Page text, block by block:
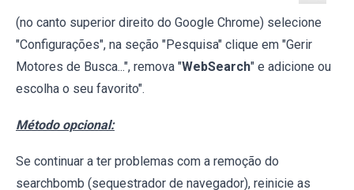
(no canto superior direito do Google Chrome) selecione
"Configurações", na seção "Pesquisa" clique em "Gerir
Motores de Busca...", remova "WebSearch" e adicione ou
escolha o seu favorito".
Método opcional:
Se continuar a ter problemas com a remoção do
searchbomb (sequestrador de navegador), reinicie as